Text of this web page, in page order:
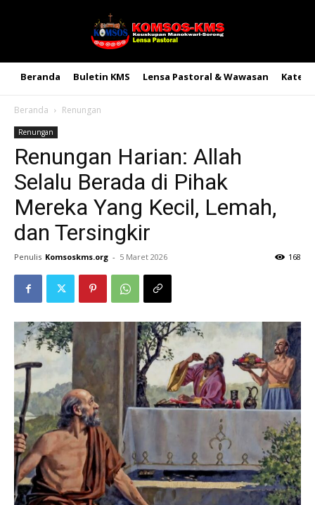
Beranda Buletin KMS Lensa Pastoral & Wawasan
Beranda Renungan
Renungan
Renungan Harian: Allah
Selalu Berada di Pihak
Mereka Yang Kecil, Lemah,
dan Tersingkir
Penulis Komsoskms.org - 5 Maret 2026 168